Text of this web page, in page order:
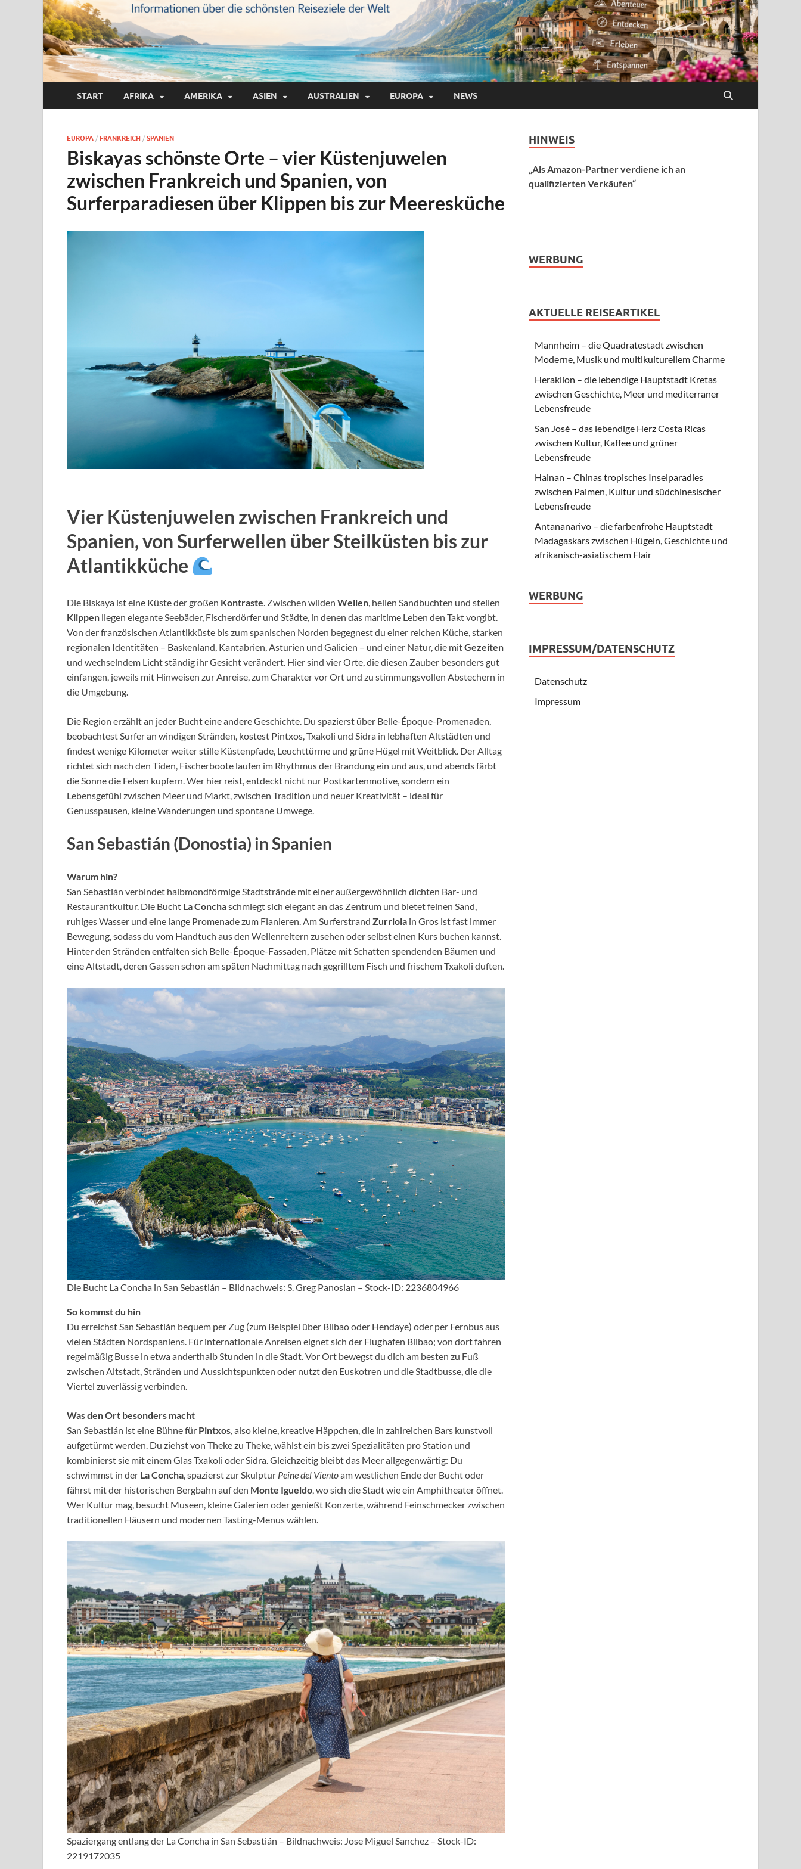
START AFRIKA AMERIKA ASIEN AUSTRALIEN EUROPA NEWS
EUROPA / FRANKREICH / SPANIEN
Biskayas schönste Orte – vier Küstenjuwelen
zwischen Frankreich und Spanien, von
Surferparadiesen über Klippen bis zur Meeresküche
Vier Küstenjuwelen zwischen Frankreich und
Spanien, von Surferwellen über Steilküsten bis zur
Atlantikküche
Die Biskaya ist eine Küste der großen Kontraste . Zwischen wilden Wellen , hellen Sandbuchten und steilen
Klippen liegen elegante Seebäder, Fischerdörfer und Städte, in denen das maritime Leben den Takt vorgibt.
Von der französischen Atlantikküste bis zum spanischen Norden begegnest du einer reichen Küche, starken
regionalen Identitäten – Baskenland, Kantabrien, Asturien und Galicien – und einer Natur, die mitGezeiten
und wechselndem Licht ständig ihr Gesicht verändert. Hier sind vier Orte, die diesen Zauber besonders gut
einfangen, jeweils mit Hinweisen zur Anreise, zum Charakter vor Ort und zu stimmungsvollen Abstechern in
die Umgebung.
Die Region erzählt an jeder Bucht eine andere Geschichte. Du spazierst über Belle-Époque-Promenaden,
beobachtest Surfer an windigen Stränden, kostest Pintxos, Txakoli und Sidra in lebhaften Altstädten und
findest wenige Kilometer weiter stille Küstenpfade, Leuchttürme und grüne Hügel mit Weitblick. Der Alltag
richtet sich nach den Tiden, Fischerboote laufen im Rhythmus der Brandung ein und aus, und abends färbt
die Sonne die Felsen kupfern. Wer hier reist, entdeckt nicht nur Postkartenmotive, sondern ein
Lebensgefühl zwischen Meer und Markt, zwischen Tradition und neuer Kreativität – ideal für
Genusspausen, kleine Wanderungen und spontane Umwege.
San Sebastián (Donostia) in Spanien
Warum hin?
San Sebastián verbindet halbmondförmige Stadtstrände mit einer außergewöhnlich dichten Bar- und
Restaurantkultur. Die Bucht La Conchaschmiegt sich elegant an das Zentrum und bietet feinen Sand,
ruhiges Wasser und eine lange Promenade zum Flanieren. Am Surferstrand Zurriola in Gros ist fast immer
Bewegung, sodass du vom Handtuch aus den Wellenreitern zusehen oder selbst einen Kurs buchen kannst.
Hinter den Stränden entfalten sich Belle-Époque-Fassaden, Plätze mit Schatten spendenden Bäumen und
eine Altstadt, deren Gassen schon am späten Nachmittag nach gegrilltem Fisch und frischem Txakoli duften.
Die Bucht La Concha in San Sebastián – Bildnachweis: S. Greg Panosian – Stock-ID: 2236804966
So kommst du hin
Du erreichst San Sebastián bequem per Zug (zum Beispiel über Bilbao oder Hendaye) oder per Fernbus aus
vielen Städten Nordspaniens. Für internationale Anreisen eignet sich der Flughafen Bilbao; von dort fahren
regelmäßig Busse in etwa anderthalb Stunden in die Stadt. Vor Ort bewegst du dich am besten zu Fuß
zwischen Altstadt, Stränden und Aussichtspunkten oder nutzt den Euskotren und die Stadtbusse, die die
Viertel zuverlässig verbinden.
Was den Ort besonders macht
San Sebastián ist eine Bühne für Pintxos, also kleine, kreative Häppchen, die in zahlreichen Bars kunstvoll
aufgetürmt werden. Du ziehst von Theke zu Theke, wählst ein bis zwei Spezialitäten pro Station und
kombinierst sie mit einem Glas Txakoli oder Sidra. Gleichzeitig bleibt das Meer allgegenwärtig: Du
schwimmst in der La Concha, spazierst zur Skulptur Peine del Vientoam westlichen Ende der Bucht oder
fährst mit der historischen Bergbahn auf den Monte Igueldo, wo sich die Stadt wie ein Amphitheater öffnet.
Wer Kultur mag, besucht Museen, kleine Galerien oder genießt Konzerte, während Feinschmecker zwischen
traditionellen Häusern und modernen Tasting-Menus wählen.
Spaziergang entlang der La Concha in San Sebastián – Bildnachweis: Jose Miguel Sanchez – Stock-ID:
2219172035
HINWEIS
„Als Amazon-Partner verdiene ich an
qualifizierten Verkäufen“
WERBUNG
AKTUELLE REISEARTIKEL
Mannheim – die Quadratestadt zwischen
Moderne, Musik und multikulturellem Charme
Heraklion – die lebendige Hauptstadt Kretas
zwischen Geschichte, Meer und mediterraner
Lebensfreude
San José – das lebendige Herz Costa Ricas
zwischen Kultur, Kaffee und grüner
Lebensfreude
Hainan – Chinas tropisches Inselparadies
zwischen Palmen, Kultur und südchinesischer
Lebensfreude
Antananarivo – die farbenfrohe Hauptstadt
Madagaskars zwischen Hügeln, Geschichte und
afrikanisch-asiatischem Flair
WERBUNG
IMPRESSUM/DATENSCHUTZ
Datenschutz
Impressum